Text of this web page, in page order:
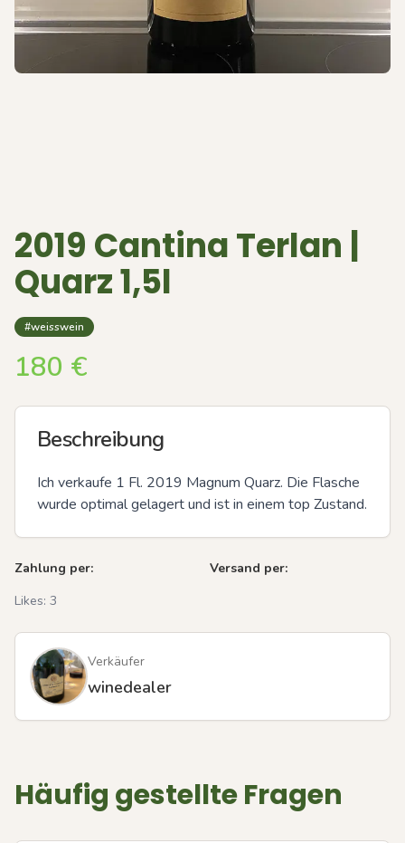
2019 Cantina Terlan |
Quarz 1,5l
#weisswein
180 €
Beschreibung
Ich verkaufe 1 Fl. 2019 Magnum Quarz. Die Flasche
wurde optimal gelagert und ist in einem top Zustand.
Zahlung per:
Versand per:
Likes: 3
Verkäufer
winedealer
Häufig gestellte Fragen